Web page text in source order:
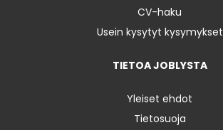
CV-haku
Usein kysytyt kysymykset
TIETOA JOBLYSTA
Yleiset ehdot
Tietosuoja